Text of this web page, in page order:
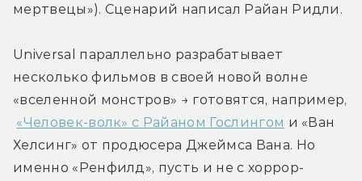
мертвецы»). Сценарий написал Райан Ридли.
Universal параллельно разрабатывает
несколько фильмов в своей новой волне
«вселенной монстров» → готовятся, например,
«Человек-волк» с Райаном Гослингом и «Ван
Хелсинг» от продюсера Джеймса Вана. Но
именно «Ренфилд», пусть и не с хоррор-